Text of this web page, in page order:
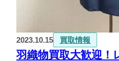
2023.10.15 買取情報
羽織物買取大歓迎！